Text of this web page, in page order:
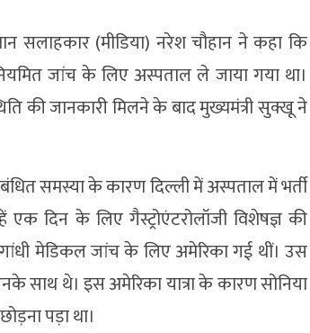
सलाहकार (मीडिया) नरेश चौहान ने कहा कि
जांच के लिए अस्पताल ले जाया गया था।
की जानकारी मिलने के बाद मुख्यमंत्री सुक्खू ने
समस्या के कारण दिल्ली में अस्पताल में भर्ती
दिन के लिए गैस्ट्रोएंटरोलॉजी विशेषज्ञ की
मेडिकल जांच के लिए अमेरिका गई थीं। उस
साथ थे। इस अमेरिका यात्रा के कारण सोनिया
पड़ा था।